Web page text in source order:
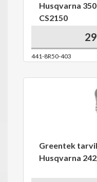
Husqvarna
CS2150
441-8R50-403
Greentek
Husqvarna